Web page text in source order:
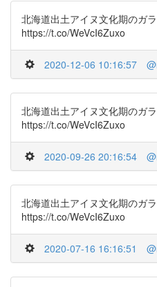
北海道出土アイヌ文化期のガ
https://t.co/WeVcI6Zuxo
2020-12-06 10:16:57
北海道出土アイヌ文化期のガ
https://t.co/WeVcI6Zuxo
2020-09-26 20:16:54
北海道出土アイヌ文化期のガ
https://t.co/WeVcI6Zuxo
2020-07-16 16:16:51